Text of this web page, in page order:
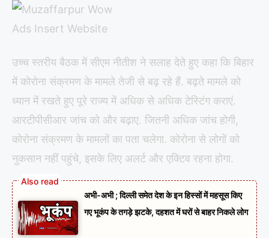
उच्च स्तरीय बैठक में सीएम नीतीश ने सलाह देते हुए कहा कि बिहार
में कोरोना संक्रमण के मामले तेजी से बढ़ रहे हैं. बढ़ते मामले को
ध्यान में रखते हुए पूरे राज्य में अधिक से अधिक टेस्टिंग कराएं.
आरटीपीसीआर जांच को और बढ़ाए. जितनी अधिक जांच होगी,
कोरोना संक्रमण के मामलों का पता चलेगा. कोरोना से लोगों को
नुकसान नहीं पहुंचे, इसके लिए अलर्ट और एक्टिव रहना होगा.
अभी-अभी ; दिल्ली समेत देश के इन हिस्सों में महसूस किए
गए भूकंप के तगड़े झटके, दहशत में घरों से बाहर निकले लोग